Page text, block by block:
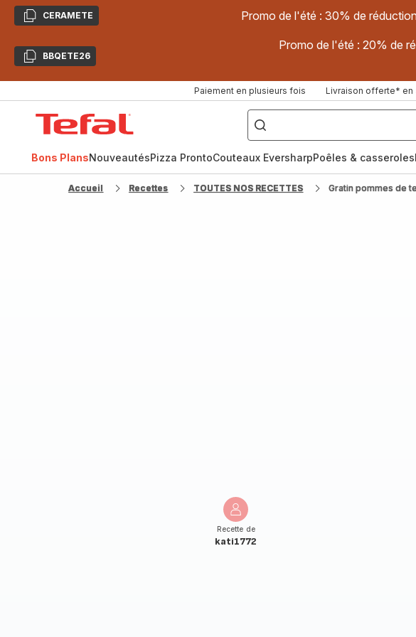
CopierCERAMETE Promo de l'été : 30% de
CopierBBQETE26
Promo de l'été : 20% de
Paiement en plusieurs fois Livraison offerte* en
["Poêles
inox,
Cake
Factory,
Bons PlansNouveautésPizza ProntoCouteaux EversharpPoêles & casseroles
Accueil Recettes TOUTES NOS RECETTES Gratin pommes de
Recette de
kati1772